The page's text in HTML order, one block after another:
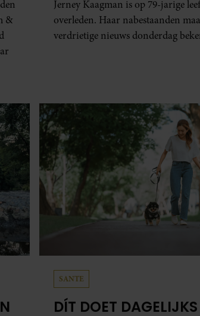
&
Jerney Kaagman is op 79-jarige
overleden. Haar nabestaanden
verdrietige nieuws donderdag
SANTE
DÍT DOET DAGELIJKS